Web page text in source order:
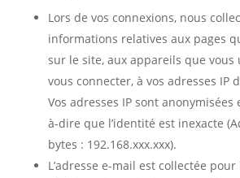
Lors de vos connexions, nous
informations relatives aux pages
sur le site, aux appareils que vous
vous connecter, à vos adresses IP
Vos adresses IP sont anonymisées
à-dire que l’identité est inexacte
bytes : 192.168.xxx.xxx).
L’adresse e-mail est collectée pour